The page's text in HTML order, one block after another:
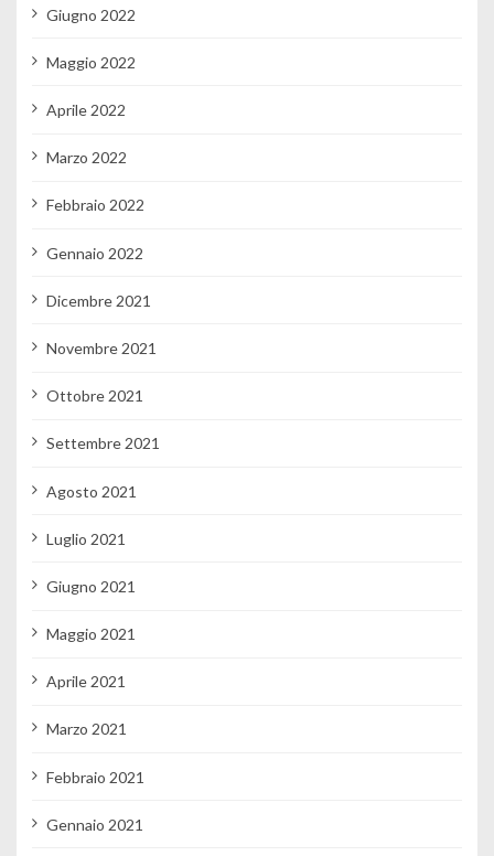
Giugno 2022
Maggio 2022
Aprile 2022
Marzo 2022
Febbraio 2022
Gennaio 2022
Dicembre 2021
Novembre 2021
Ottobre 2021
Settembre 2021
Agosto 2021
Luglio 2021
Giugno 2021
Maggio 2021
Aprile 2021
Marzo 2021
Febbraio 2021
Gennaio 2021